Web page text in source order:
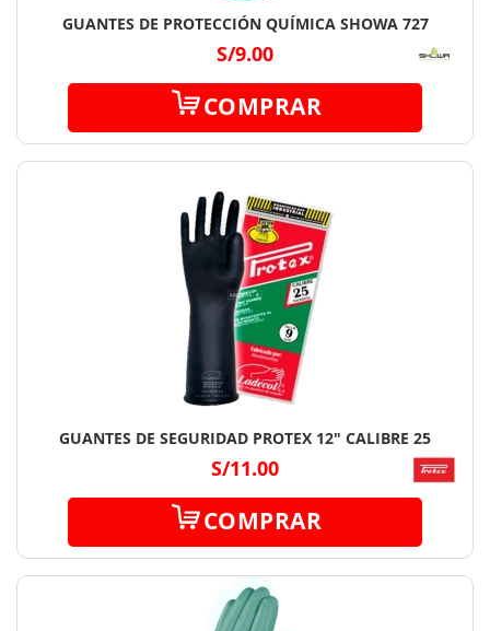
GUANTES DE PROTECCIÓN QUÍMICA SHOWA 727
S/9.00
COMPRAR
GUANTES DE SEGURIDAD PROTEX 12" CALIBRE 25
S/11.00
COMPRAR